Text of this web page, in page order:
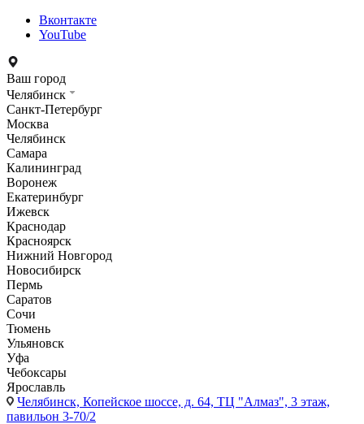
Вконтакте
YouTube
Ваш город
Челябинск
Санкт-Петербург
Москва
Челябинск
Самара
Калининград
Воронеж
Екатеринбург
Ижевск
Краснодар
Красноярск
Нижний Новгород
Новосибирск
Пермь
Саратов
Сочи
Тюмень
Ульяновск
Уфа
Чебоксары
Ярославль
Челябинск, Копейское шоссе, д. 64, ТЦ "Алмаз", 3 этаж,
павильон 3-70/2